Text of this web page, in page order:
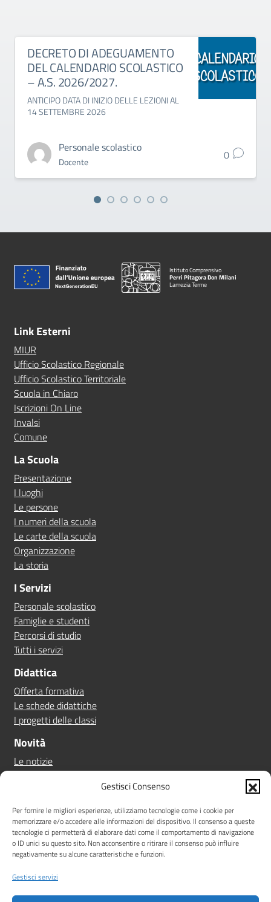
Gestisci Consenso
Per fornire le migliori esperienze, utilizziamo tecnologie come i cookie per
memorizzare e/o accedere alle informazioni del dispositivo. Il consenso a queste
tecnologie ci permetterà di elaborare dati come il comportamento di navigazione
o ID unici su questo sito. Non acconsentire o ritirare il consenso può influire
negativamente su alcune caratteristiche e funzioni.
Gestisci servizi
DECRETO DI ADEGUAMENTO
DEL CALENDARIO SCOLASTICO
– A.S. 2026/2027.
ANTICIPO DATA DI INIZIO DELLE LEZIONI AL
14 SETTEMBRE 2026
Personale scolastico
Docente 0
Istituto Comprensivo
Perri Pitagora Don Milani
Lamezia Terme
Link Esterni
MIUR
Ufficio Scolastico Regionale
Ufficio Scolastico Territoriale
Scuola in Chiaro
Iscrizioni On Line
Invalsi
Comune
La Scuola
Presentazione
I luoghi
Le persone
I numeri della scuola
Le carte della scuola
Organizzazione
La storia
I Servizi
Personale scolastico
Famiglie e studenti
Percorsi di studio
Tutti i servizi
Didattica
Offerta formativa
Le schede didattiche
I progetti delle classi
Novità
Le notizie
Le circolari
Albo online
Pn 21/27
Ptof
Iscrizioni
Sicurezza